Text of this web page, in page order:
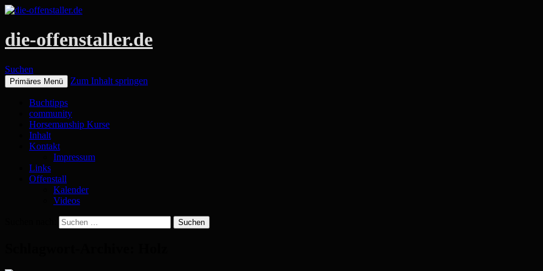
die-offenstaller.de
Suchen
Primäres Menü Zum Inhalt springen
Buchtipps
community
Horsemanship Kurse
Inhalt
Kontakt
Impressum
Links
Offenstall
Kalender
Videos